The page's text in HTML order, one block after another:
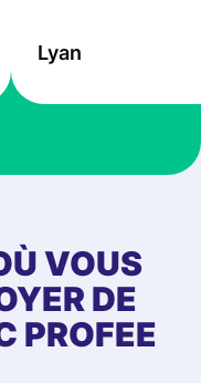
the exchange
at Profee is very
first started
app, and they
quick to provide
and helpful
Lyan
VOUS
DE
PROFEE